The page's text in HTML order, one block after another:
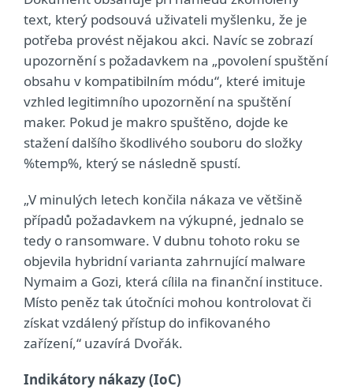
text, který podsouvá uživateli myšlenku, že je
potřeba provést nějakou akci. Navíc se zobrazí
upozornění s požadavkem na „povolení spuštění
obsahu v kompatibilním módu“, které imituje
vzhled legitimního upozornění na spuštění
maker. Pokud je makro spuštěno, dojde ke
stažení dalšího škodlivého souboru do složky
%temp%, který se následně spustí.
„V minulých letech končila nákaza ve většině
případů požadavkem na výkupné, jednalo se
tedy o ransomware. V dubnu tohoto roku se
objevila hybridní varianta zahrnující malware
Nymaim a Gozi, která cílila na finanční instituce.
Místo peněz tak útočníci mohou kontrolovat či
získat vzdálený přístup do infikovaného
zařízení,“ uzavírá Dvořák.
Indikátory nákazy (IoC)